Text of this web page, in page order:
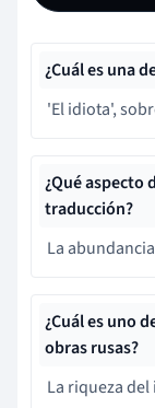
¿Cuál es una
'El idiota',
¿Qué aspecto
traducción?
La
¿Cuál es uno
obras rusas?
La riqueza